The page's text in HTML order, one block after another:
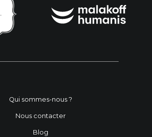
Qui sommes-nous ?
Nous contacter
Blog